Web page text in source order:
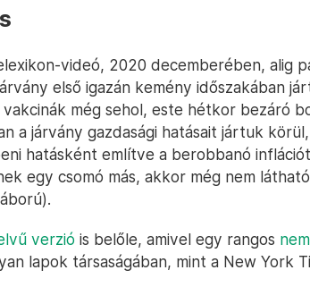
videó, 2020 decemberében, alig
első igazán kemény időszakában
még sehol, este hétkor bezáró
a járvány gazdasági hatásait jártuk
hatásként említve a berobbanó
egy csomó más, akkor még nem
verzió is belőle, amivel egy rangos
lapok társaságában, mint a New York